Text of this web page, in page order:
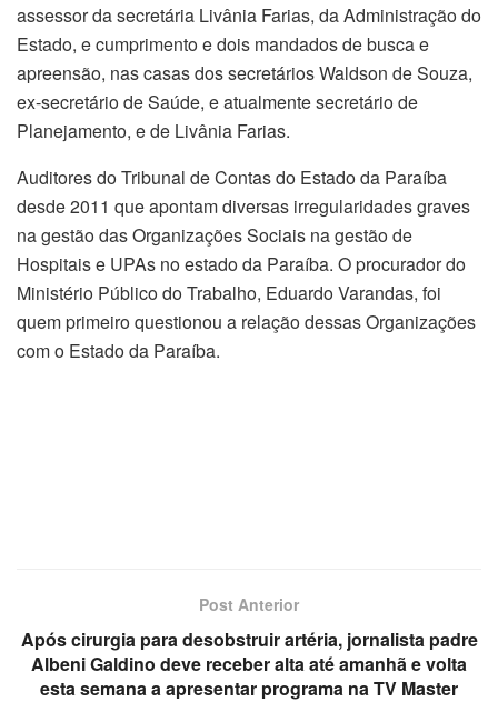
assessor da secretária Livânia Farias, da Administração do
Estado, e cumprimento e dois mandados de busca e
apreensão, nas casas dos secretários Waldson de Souza,
ex-secretário de Saúde, e atualmente secretário de
Planejamento, e de Livânia Farias.
Auditores do Tribunal de Contas do Estado da Paraíba
desde 2011 que apontam diversas irregularidades graves
na gestão das Organizações Sociais na gestão de
Hospitais e UPAs no estado da Paraíba. O procurador do
Ministério Público do Trabalho, Eduardo Varandas, foi
quem primeiro questionou a relação dessas Organizações
com o Estado da Paraíba.
Post Anterior
Após cirurgia para desobstruir artéria, jornalista padre
Albeni Galdino deve receber alta até amanhã e volta
esta semana a apresentar programa na TV Master